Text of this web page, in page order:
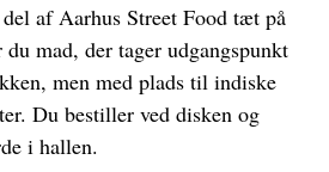
af Aarhus Street Food tæt på
mad, der tager udgangspunkt
men med plads til indiske
Du bestiller ved disken og
i hallen.